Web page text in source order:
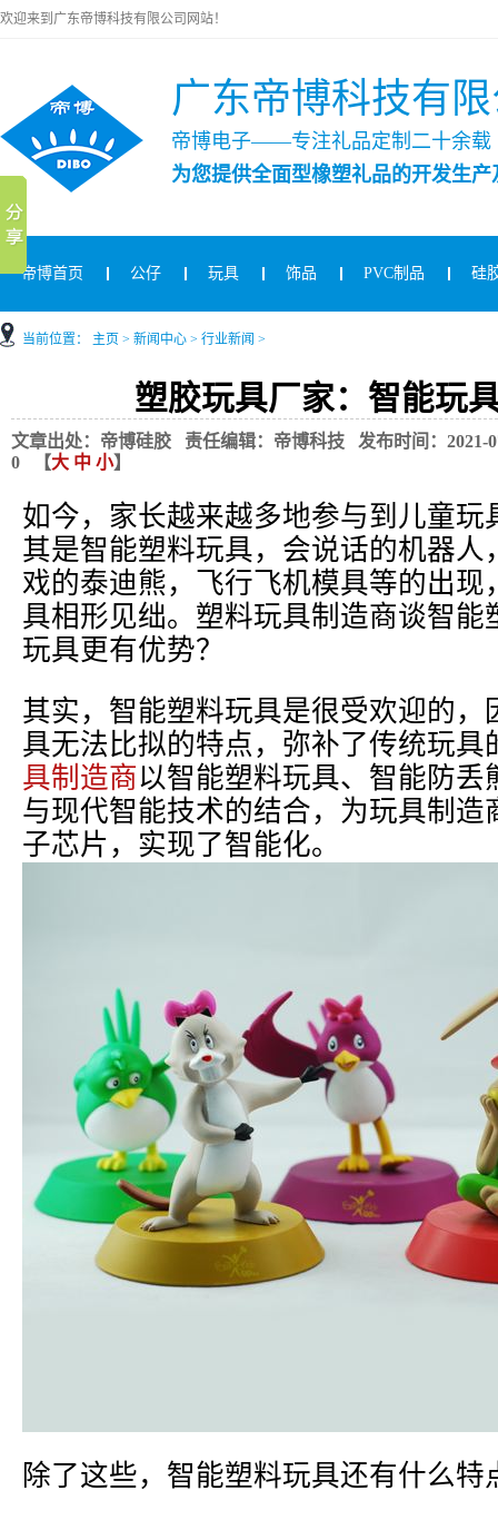
欢迎来到广东帝博科技有限公司网站！
广东帝博科技有
帝博电子——专注礼品定制二十余载
为您提供全面型橡塑礼品的开发生产
帝博首页 公仔 玩具 饰品 PVC制品 硅
当前位置： 主页 > 新闻中心 > 行业新闻 >
塑胶玩具厂家：智能玩
文章出处：帝博硅胶 责任编辑：帝博科技 发布时间：2021-
0 【大 中 小】
如今，家长越来越多地参与到儿童玩
其是智能塑料玩具，会说话的机器人
戏的泰迪熊，飞行飞机模具等的出现
具相形见绌。塑料玩具制造商谈智能
玩具更有优势？
其实，智能塑料玩具是很受欢迎的，
具无法比拟的特点，弥补了传统玩具
具制造商以智能塑料玩具、智能防丢
与现代智能技术的结合，为玩具制造
子芯片，实现了智能化。
除了这些，智能塑料玩具还有什么特